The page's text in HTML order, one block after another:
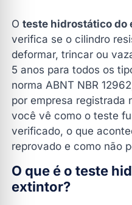
O que diz a NBR 12962
extintor?
Quando fazer o teste
O que é verificado
extintor?
Como funciona o teste
passo
O que acontece se o
Quem pode realizar o
Quanto tempo o extintor
O teste hidrostático do
verifica se o cilindro
deformar, trincar ou
5 anos para todos os
norma ABNT NBR
por empresa registrada
você vê como o teste
verificado, o que
reprovado e como não
O que é o teste
extintor?